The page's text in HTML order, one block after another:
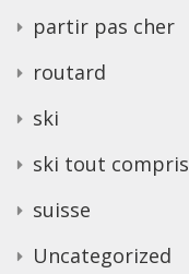
partir pas cher
routard
ski
ski tout compris
suisse
Uncategorized